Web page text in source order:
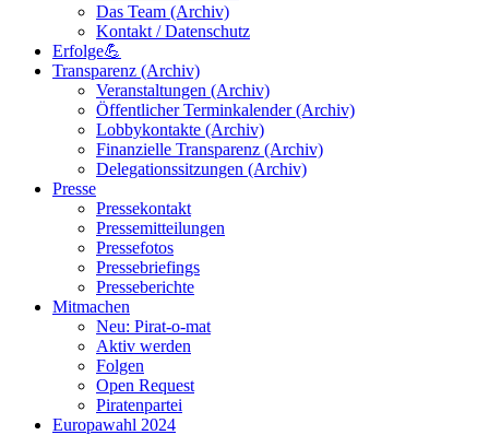
Das Team (Archiv)
Kontakt / Datenschutz
Erfolge💪
Transparenz (Archiv)
Veranstaltungen (Archiv)
Öffentlicher Terminkalender (Archiv)
Lobbykontakte (Archiv)
Finanzielle Transparenz (Archiv)
Delegationssitzungen (Archiv)
Presse
Pressekontakt
Pressemitteilungen
Pressefotos
Pressebriefings
Presseberichte
Mitmachen
Neu: Pirat-o-mat
Aktiv werden
Folgen
Open Request
Piratenpartei
Europawahl 2024